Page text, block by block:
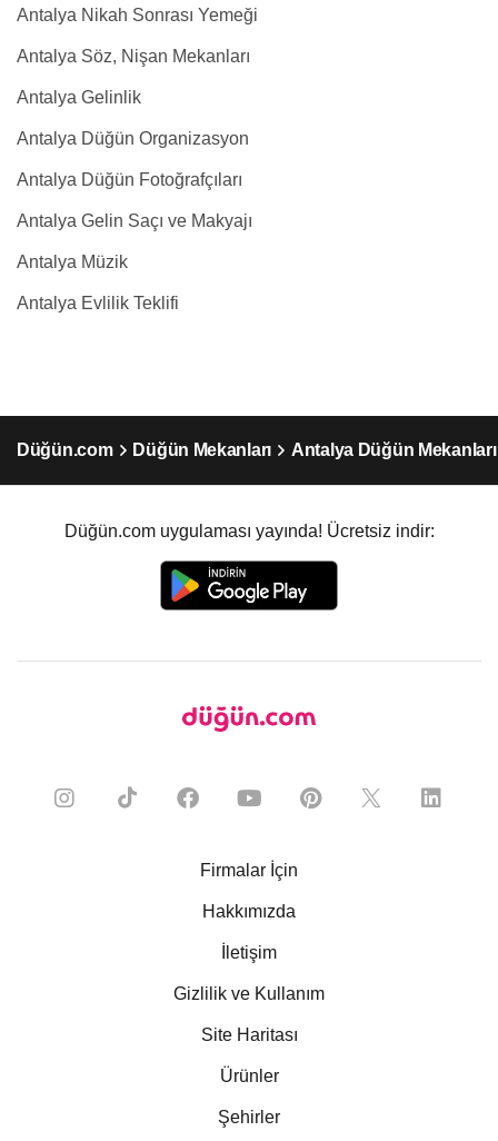
Antalya Nikah Sonrası Yemeği
Antalya Söz, Nişan Mekanları
Antalya Gelinlik
Antalya Düğün Organizasyon
Antalya Düğün Fotoğrafçıları
Antalya Gelin Saçı ve Makyajı
Antalya Müzik
Antalya Evlilik Teklifi
Düğün.com Düğün Mekanları Antalya Düğün Mekanları
Düğün.com uygulaması yayında! Ücretsiz indir:
Firmalar İçin
Hakkımızda
İletişim
Gizlilik ve Kullanım
Site Haritası
Ürünler
Şehirler